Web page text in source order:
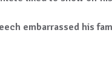
embarrassed his